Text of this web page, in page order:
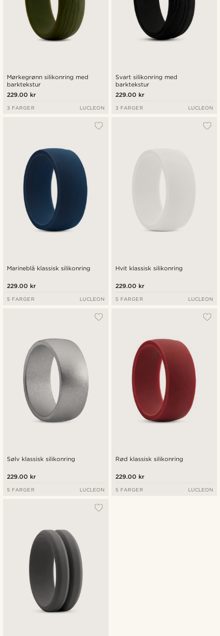
Mørkegrønn silikonring med
barktekstur
229.00 kr
3 FARGER LUCLEON
Svart silikonring med
barktekstur
229.00 kr
3 FARGER LUCLEON
Marineblå klassisk silikonring
229.00 kr
5 FARGER LUCLEON
Hvit klassisk silikonring
229.00 kr
5 FARGER LUCLEON
Sølv klassisk silikonring
229.00 kr
5 FARGER LUCLEON
Rød klassisk silikonring
229.00 kr
5 FARGER LUCLEON